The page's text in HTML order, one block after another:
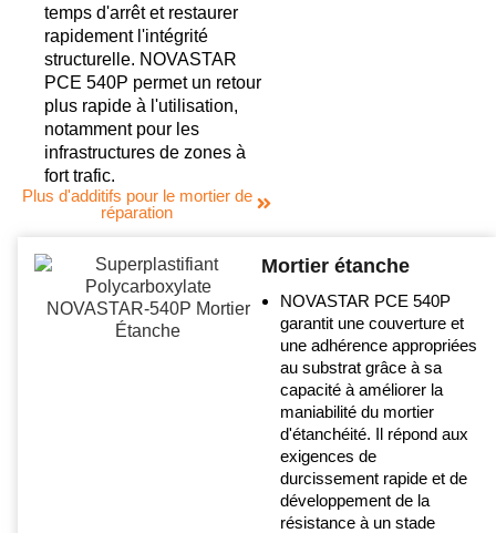
temps d'arrêt et restaurer
rapidement l'intégrité
structurelle. NOVASTAR
PCE 540P permet un retour
plus rapide à l'utilisation,
notamment pour les
infrastructures de zones à
fort trafic.
Plus d'additifs pour le mortier de
réparation
Mortier étanche
NOVASTAR PCE 540P
garantit une couverture et
une adhérence appropriées
au substrat grâce à sa
capacité à améliorer la
maniabilité du mortier
d'étanchéité. Il répond aux
exigences de
durcissement rapide et de
développement de la
résistance à un stade